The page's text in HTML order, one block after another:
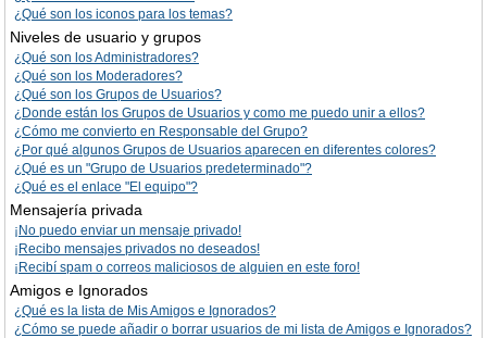
¿Qué son los iconos para los temas?
Niveles de usuario y grupos
¿Qué son los Administradores?
¿Qué son los Moderadores?
¿Qué son los Grupos de Usuarios?
¿Donde están los Grupos de Usuarios y como me puedo unir a ellos?
¿Cómo me convierto en Responsable del Grupo?
¿Por qué algunos Grupos de Usuarios aparecen en diferentes colores?
¿Qué es un "Grupo de Usuarios predeterminado"?
¿Qué es el enlace "El equipo"?
Mensajería privada
¡No puedo enviar un mensaje privado!
¡Recibo mensajes privados no deseados!
¡Recibí spam o correos maliciosos de alguien en este foro!
Amigos e Ignorados
¿Qué es la lista de Mis Amigos e Ignorados?
¿Cómo se puede añadir o borrar usuarios de mi lista de Amigos e Ignorados?